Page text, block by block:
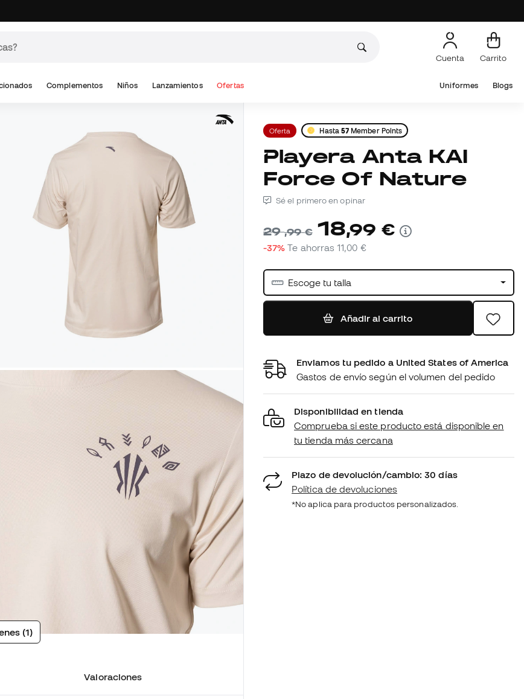
Cuenta Carrito
Complementos Niños Lanzamientos Ofertas Uniformes Blogs
(1)
Valoraciones
Oferta Hasta 57 Member Points
Playera Anta KAI
Force Of Nature
Sé el primero en opinar
29,99 € 18,99 €
-37% Te ahorras11,00 €
Escoge tu talla
Añadir al carrito
Enviamos tu pedido a United States of America
Gastos de envío según el volumen del pedido
Disponibilidad en tienda
Comprueba si este producto está disponible en
tu tienda más cercana
Plazo de devolución/cambio: 30 días
Política de devoluciones
*No aplica para productos personalizados.